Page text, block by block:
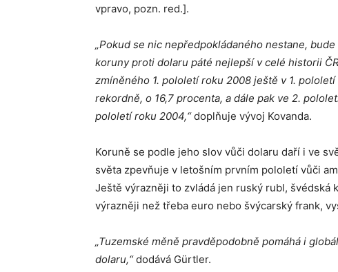
vpravo, pozn. red.].
„Pokud se nic nepředpokládaného nestane,
koruny proti dolaru páté nejlepší v celé historii
zmíněného 1. pololetí roku 2008 ještě v 1.
rekordně, o 16,7 procenta, a dále pak ve 2.
pololetí roku 2004,“doplňuje vývoj Kovanda.
Koruně se podle jeho slov vůči dolaru daří i ve
světa zpevňuje v letošním prvním pololetí vůči
Ještě výrazněji to zvládá jen ruský rubl, švédská
výrazněji než třeba euro nebo švýcarský frank,
„Tuzemské měně pravděpodobně pomáhá i
dolaru,“dodává Gürtler.